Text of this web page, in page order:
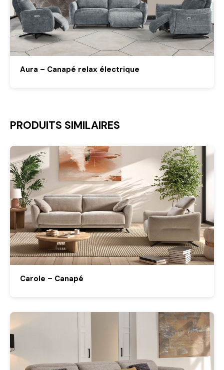
Aura – Canapé relax électrique
PRODUITS SIMILAIRES
Carole – Canapé